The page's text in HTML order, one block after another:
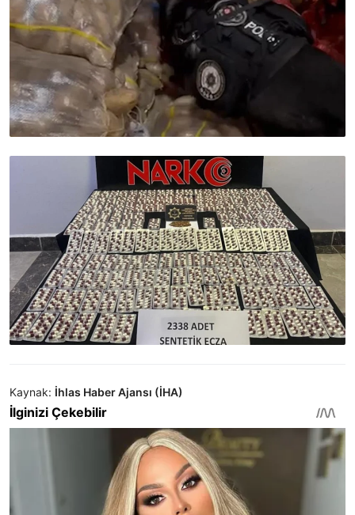
Kaynak: İhlas Haber Ajansı (İHA)